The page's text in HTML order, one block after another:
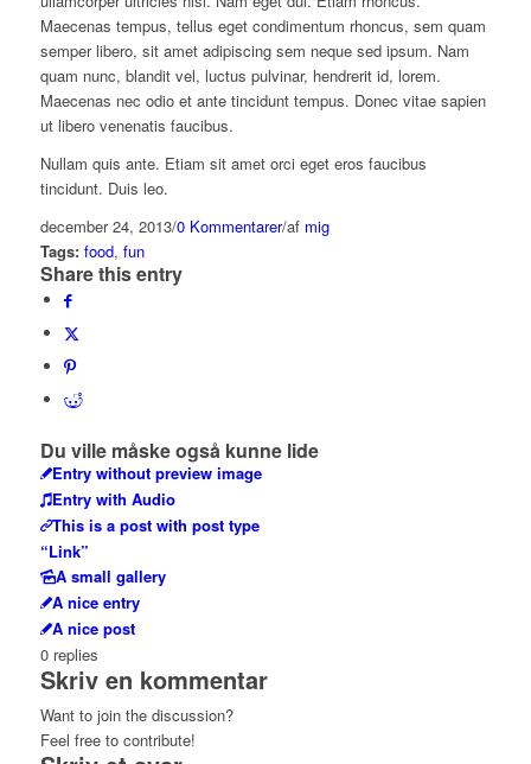
Maecenas tempus, tellus eget condimentum rhoncus, sem quam
semper libero, sit amet adipiscing sem neque sed ipsum. Nam
quam nunc, blandit vel, luctus pulvinar, hendrerit id, lorem.
Maecenas nec odio et ante tincidunt tempus. Donec vitae sapien
ut libero venenatis faucibus.
Nullam quis ante. Etiam sit amet orci eget eros faucibus
tincidunt. Duis leo.
december 24, 2013/0 Kommentarer/af mig
Tags: food, fun
Share this entry
Du ville måske også kunne lide
Entry without preview image
Entry with Audio
This is a post with post type
“Link”
A small gallery
A nice entry
A nice post
0 replies
Skriv en kommentar
Want to join the discussion?
Feel free to contribute!